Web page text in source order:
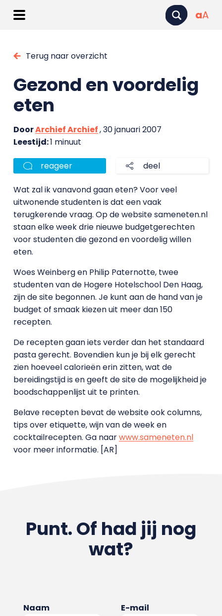
aA
Terug naar overzicht
Gezond en voordelig
eten
DoorArchief Archief, 30 januari 2007
Leestijd:1 minuut
reageer deel
Wat zal ik vanavond gaan eten? Voor veel
uitwonende studenten is dat een vaak
terugkerende vraag. Op de website sameneten.nl
staan elke week drie nieuwe budgetgerechten
voor studenten die gezond en voordelig willen
eten.
Woes Weinberg en Philip Paternotte, twee
studenten van de Hogere Hotelschool Den Haag,
zijn de site begonnen. Je kunt aan de hand van je
budget of smaak kiezen uit meer dan 150
recepten.
De recepten gaan iets verder dan het standaard
pasta gerecht. Bovendien kun je bij elk gerecht
zien hoeveel calorieën erin zitten, wat de
bereidingstijd is en geeft de site de mogelijkheid je
boodschappenlijst uit te printen.
Belave recepten bevat de website ook columns,
tips over etiquette, wijn van de week en
cocktailrecepten. Ga naarwww.sameneten.nl
voor meer informatie. [AR]
Punt. Of had jij nog
wat?
Naam E-mail